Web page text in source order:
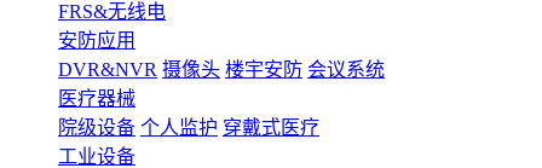
FRS&无线电
安防应用
DVR&NVR 摄像头 楼宇安防 会议系统
医疗器械
院级设备 个人监护 穿戴式医疗
工业设备